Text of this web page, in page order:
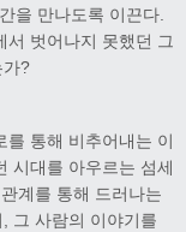
을 만나도록 이끈다.
서 벗어나지 못했던 그
가?
를 통해 비추어내는 이
시대를 아우르는 섬세
계를 통해 드러나는
그 사람의 이야기를